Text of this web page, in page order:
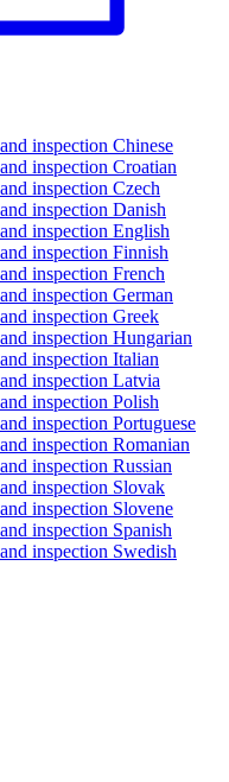
inspection Chinese
inspection Croatian
inspection Czech
inspection Danish
inspection English
inspection Finnish
inspection French
inspection German
inspection Greek
inspection Hungarian
inspection Italian
inspection Latvia
inspection Polish
inspection Portuguese
inspection Romanian
inspection Russian
inspection Slovak
inspection Slovene
inspection Spanish
inspection Swedish